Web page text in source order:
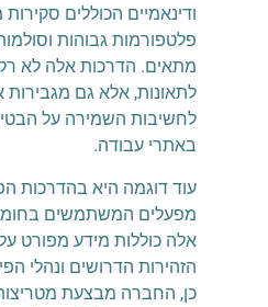
ודינאמיים הכוללים
פלטפורמות גבוהות
מתאים. הדרכות אלה לא
לתאונות, אלא גם
לחשיבות השמירה על
באתרי עבודה.
עוד דוגמה היא בהדרכות
מפעלים המשתמשים
אלה כוללות מידע מפורט
הזהירות הדרושים ונהלי
כן, החברה מבצעת